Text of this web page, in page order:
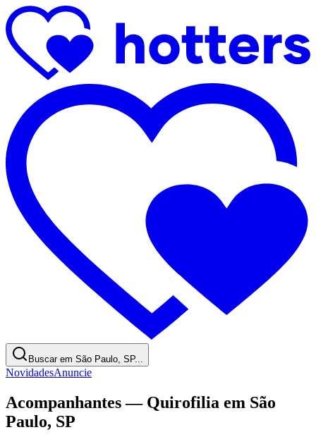
Buscar em São Paulo, SP...
NovidadesAnuncie
Acompanhantes— Quirofilia em São
Paulo, SP